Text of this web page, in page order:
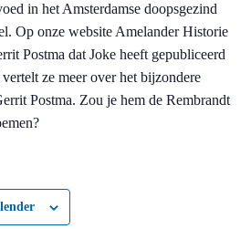
in het Amsterdamse doopsgezind
Op onze website Amelander Historie
Postma dat Joke heeft gepubliceerd
ze meer over het bijzondere
Postma. Zou je hem de Rembrandt